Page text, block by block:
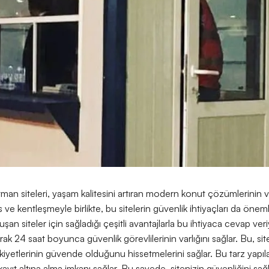
siteleri, yaşam kalitesini artıran modern konut çözümlerinin
ve kentleşmeyle birlikte, bu sitelerin güvenlik ihtiyaçları da
siteler için sağladığı çeşitli avantajlarla bu ihtiyaca cevap
24 saat boyunca güvenlik görevlilerinin varlığını sağlar. Bu,
güvende olduğunu hissetmelerini sağlar. Bu tarz